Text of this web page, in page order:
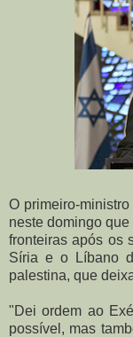
O primeiro-
neste domingo
fronteiras após os
Síria e o Líbano
palestina, que
"Dei ordem ao
possível, mas